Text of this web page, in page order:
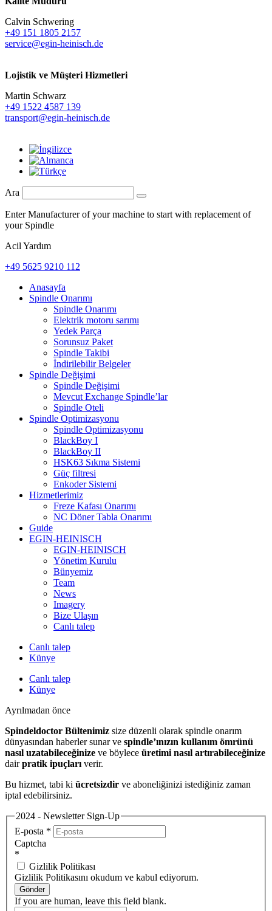
Calvin Schwering
+49 151 1805 2157
service@egin-heinisch.de
Lojistik ve Müşteri Hizmetleri
Martin Schwarz
+49 1522 4587 139
transport@egin-heinisch.de
Ara
Enter Manufacturer of your machine to start with replacement of
your Spindle
Acil Yardım
+49 5625 9210 112
Anasayfa
Spindle Onarımı
Spindle Onarımı
Elektrik motoru sarımı
Yedek Parça
Sorunsuz Paket
Spindle Takibi
İndirilebilir Belgeler
Spindle Değişimi
Spindle Değişimi
Mevcut Exchange Spindle’lar
Spindle Oteli
Spindle Optimizasyonu
Spindle Optimizasyonu
BlackBoy I
BlackBoy II
HSK63 Sıkma Sistemi
Güç filtresi
Enkoder Sistemi
Hizmetlerimiz
Freze Kafası Onarımı
NC Döner Tabla Onarımı
Guide
EGIN-HEINISCH
EGIN-HEINISCH
Yönetim Kurulu
Bünyemiz
Team
News
Imagery
Bize Ulaşın
Canlı talep
Canlı talep
Künye
Canlı talep
Künye
Ayrılmadan önce
Spindeldoctor Bültenimiz size düzenli olarak spindle onarım
dünyasından haberler sunar ve spindle’ınızın kullanım ömrünü
nasıl uzatabileceğinize ve böylece üretimi nasıl artırabileceğinize
dairpratik ipuçları verir.
Bu hizmet, tabi ki ücretsizdir ve aboneliğinizi istediğiniz zaman
iptal edebilirsiniz.
2024 - Newsletter Sign-Up
E-posta *
Captcha
*
Gizlilik Politikası
Gizlilik Politikasını okudum ve kabul ediyorum.
Gönder
If you are human, leave this field blank.